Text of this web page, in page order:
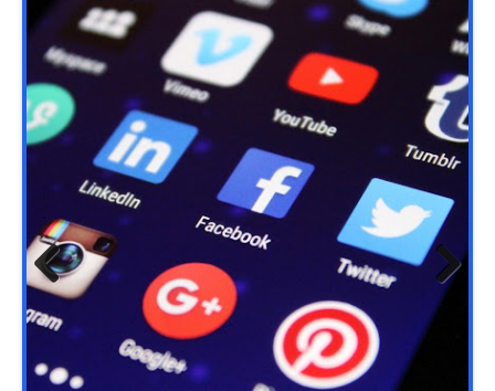
Previ
ous
Next